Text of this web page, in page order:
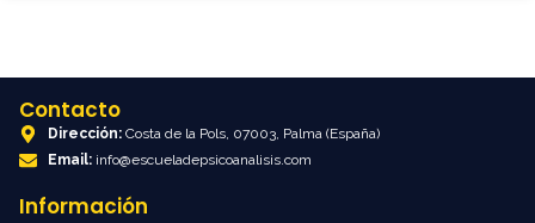
Contacto
Dirección: Costa de la Pols, 07003, Palma (España)
Email: info@escueladepsicoanalisis.com
Información